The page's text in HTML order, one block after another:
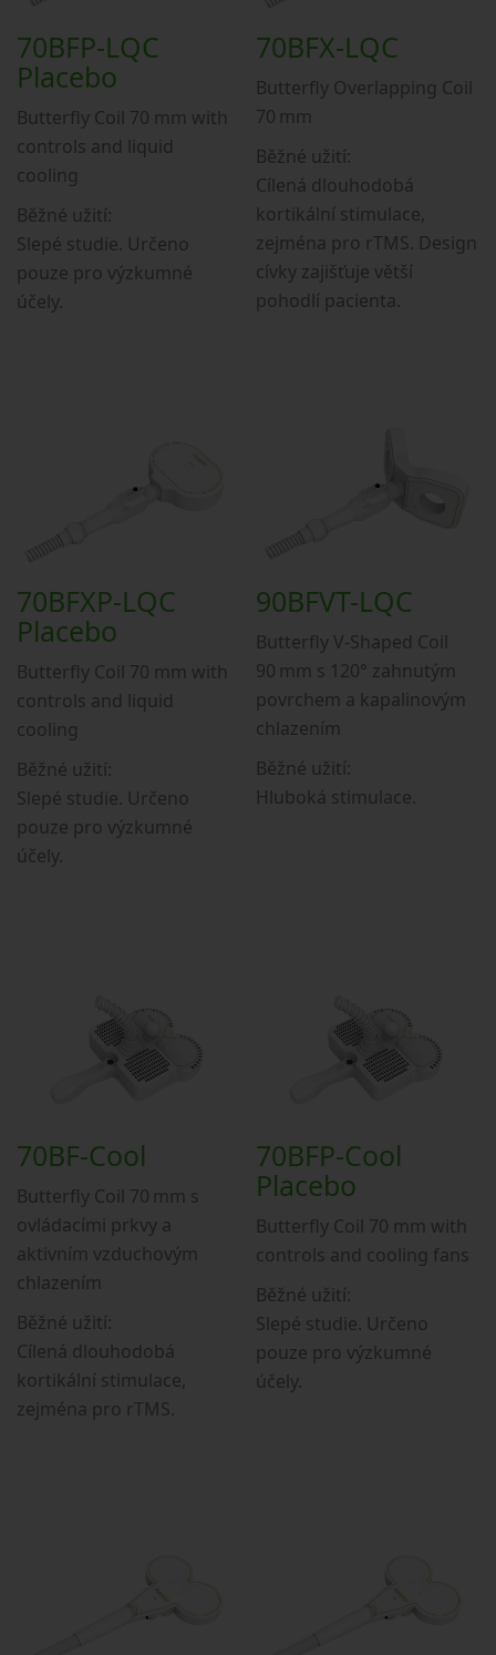
70BFP-LQC
Placebo
Butterfly Coil 70 mm with
controls and liquid
cooling
Běžné užití:
Slepé studie. Určeno
pouze pro výzkumné
účely.
70BFX-LQC
Butterfly Overlapping Coil
70 mm
Běžné užití:
Cílená dlouhodobá
kortikální stimulace,
zejména pro rTMS. Design
cívky zajišťuje větší
pohodlí pacienta.
70BFXP-LQC
Placebo
Butterfly Coil 70 mm with
controls and liquid
cooling
Běžné užití:
Slepé studie. Určeno
pouze pro výzkumné
účely.
90BFVT-LQC
Butterfly V-Shaped Coil
90 mm s 120° zahnutým
povrchem a kapalinovým
chlazením
Běžné užití:
Hluboká stimulace.
70BF-Cool
Butterfly Coil 70 mm s
ovládacími prkvy a
aktivním vzduchovým
chlazením
Běžné užití:
Cílená dlouhodobá
kortikální stimulace,
zejména pro rTMS.
70BFP-Cool
Placebo
Butterfly Coil 70 mm with
controls and cooling fans
Běžné užití:
Slepé studie. Určeno
pouze pro výzkumné
účely.